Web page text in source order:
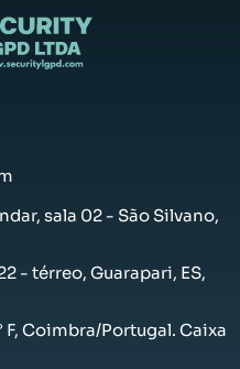
sala 02 - São Silvano,
- térreo, Guarapari, ES,
F, Coimbra/Portugal. Caixa